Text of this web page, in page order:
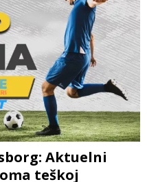
Aktuelni
teškoj